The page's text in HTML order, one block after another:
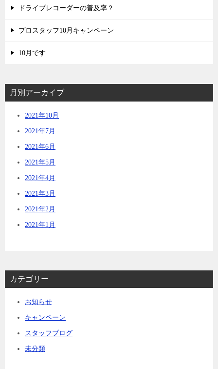
ドライブレコーダーの普及率？
プロスタッフ10月キャンペーン
10月です
月別アーカイブ
2021年10月
2021年7月
2021年6月
2021年5月
2021年4月
2021年3月
2021年2月
2021年1月
カテゴリー
お知らせ
キャンペーン
スタッフブログ
未分類